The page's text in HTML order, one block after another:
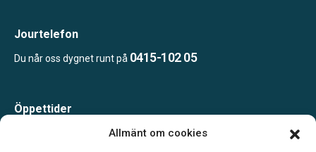
Allmänt om cookies
Jourtelefon
Du når oss dygnet runt på 0415-102 05
Öppettider
Måndag-Torsdag 09.00-15.00